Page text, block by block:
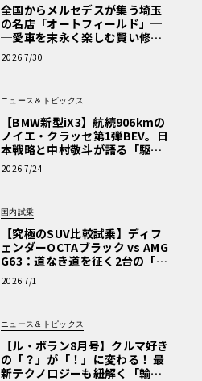
全国からメルセデスが集う埼玉
の名店「オートフィールド」─
─愛車を末永く楽しむ賢い修理
術と、プロがフックス製オイル
を選ぶ理由〈PR〉
2026 7/30
ニュース＆トピックス
【BMW新型iX3】航続906kmの
ノイエ・クラッセ第1弾BEV。日
本戦略と中村敬斗が語る「駆け
ぬける歓び」
2026 7/24
国内試乗
【究極のSUV比較試乗】ディフ
ェンダーOCTAブラック vs AMG
G63：道なき道を征く2台の「対
極的アプローチ」
2026 7/1
ニュース＆トピックス
【ル・ボラン8月号】クルマ好き
の「？」が「！」に変わる！ 最
新テクノロジーも紐解く「輸入